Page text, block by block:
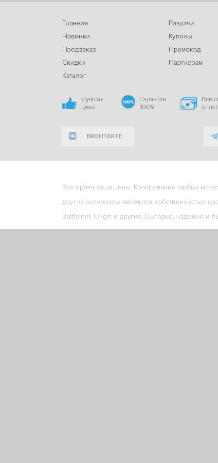
Главная
Новинки
Предзаказ
Скидки
Каталог
Раздачи
Купоны
Промокод
Партнерам
Лучшая
цена
Гарантия
100%
Все
ВКОНТАКТЕ
Все права защищены. Копирование любых
другие материалы являются собственностью
Battle.net, Origin и другие. Выгодно, надежно и